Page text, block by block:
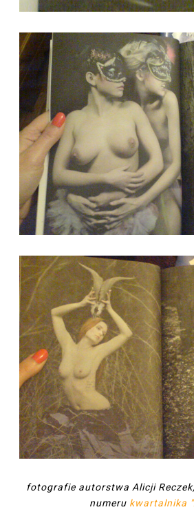
fotografie autorstwa Alicji
numeru kwartalnika